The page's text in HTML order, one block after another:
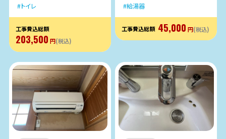
トイレ
工事費込総額
203,500 円(税込)
給湯器
工事費込総額 45,000 円(税込)